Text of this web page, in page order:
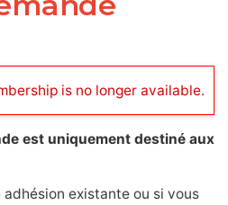
is no longer available.
est uniquement destiné aux
existante ou si vous